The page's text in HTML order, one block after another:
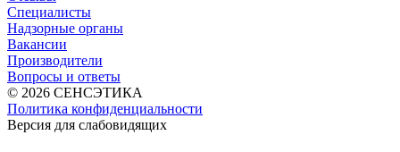
Специалисты
Надзорные органы
Вакансии
Производители
Вопросы и ответы
© 2026 СЕНСЭТИКА
Политика конфиденциальности
Версия для слабовидящих